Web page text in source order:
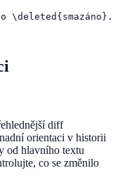
diff
orientaci v historii
od hlavního textu
co se změnilo